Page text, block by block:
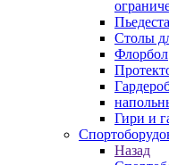
Столы
Флорбол
Гири и
Назад